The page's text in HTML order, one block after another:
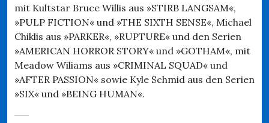
mit Kultstar Bruce Willis aus »STIRB LANGSAM«,
»PULP FICTION« und »THE SIXTH SENSE«, Michael
Chiklis aus »PARKER«, »RUPTURE« und den Serien
»AMERICAN HORROR STORY« und »GOTHAM«, mit
Meadow Wiliams aus »CRIMINAL SQUAD« und
»AFTER PASSION« sowie Kyle Schmid aus den Serien
»SIX« und »BEING HUMAN«.